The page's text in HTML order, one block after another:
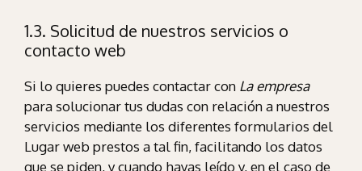
1.3. Solicitud de nuestros servicios o
contacto web
Si lo quieres puedes contactar con La empresa
para solucionar tus dudas con relación a nuestros
servicios mediante los diferentes formularios del
Lugar web prestos a tal fin, facilitando los datos
que se piden, y cuando hayas leído y, en el caso de